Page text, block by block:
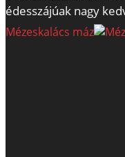
édesszájúak nagy
Mézeskalács máz